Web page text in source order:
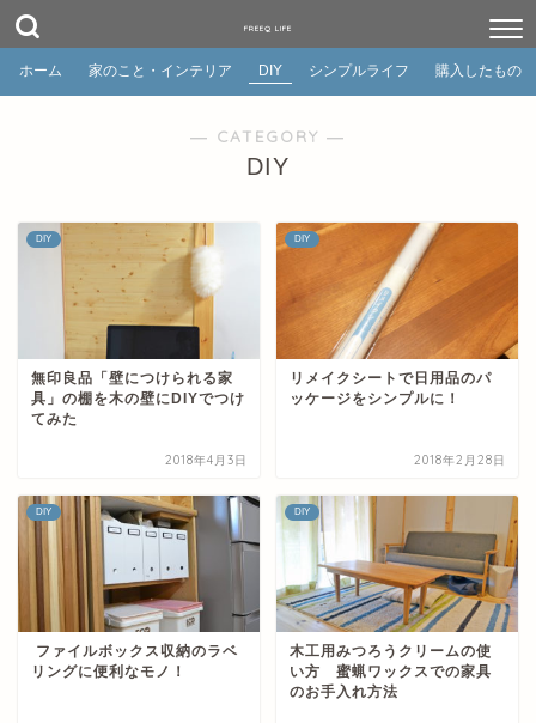
FREEQ LIFE
ホーム 家のこと・インテリア DIY シンプルライフ 購入したもの
― CATEGORY ―
DIY
DIY
無印良品「壁につけられる家
具」の棚を木の壁にDIYでつけ
てみた
2018年4月3日
DIY
リメイクシートで日用品のパ
ッケージをシンプルに！
2018年2月28日
DIY
ファイルボックス収納のラベ
リングに便利なモノ！
DIY
木工用みつろうクリームの使
い方 蜜蝋ワックスでの家具
のお手入れ方法